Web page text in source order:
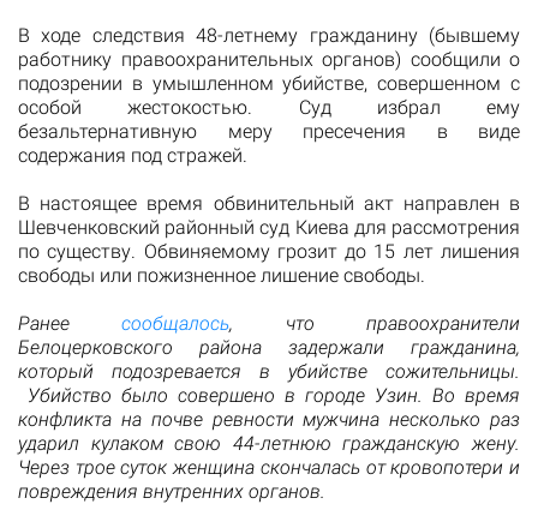
В ходе следствия 48-летнему гражданину (бывшему
работнику правоохранительных органов) сообщили о
подозрении в умышленном убийстве, совершенном с
особой жестокостью. Суд избрал ему
безальтернативную меру пресечения в виде
содержания под стражей.
В настоящее время обвинительный акт направлен в
Шевченковский районный суд Киева для рассмотрения
по существу. Обвиняемому грозит до 15 лет лишения
свободы или пожизненное лишение свободы.
Ранеесообщалось, что правоохранители
Белоцерковского района задержали гражданина,
который подозревается в убийстве сожительницы.
Убийство было совершено в городе Узин. Во время
конфликта на почве ревности мужчина несколько раз
ударил кулаком свою 44-летнюю гражданскую жену.
Через трое суток женщина скончалась от кровопотери и
повреждения внутренних органов.